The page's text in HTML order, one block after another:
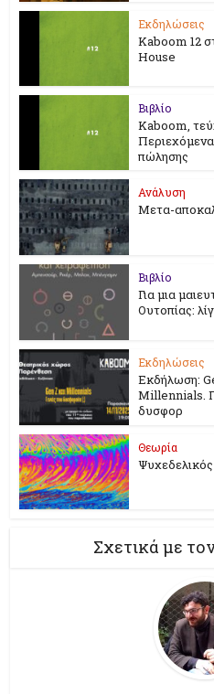
Εκδηλώσεις
Kaboom 12
House
Βιβλίο
Kaboom,
πώλησης
Ανάλυση
Μετα-
Βιβλίο
Για μια
Ουτοπίας:
Εκδηλώσεις
Εκδήλωση:
Millennials.
δυσφορ
Θεωρία
Σχετικά με